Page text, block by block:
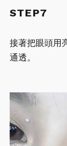
STEP7
接著把眼頭用
通透。